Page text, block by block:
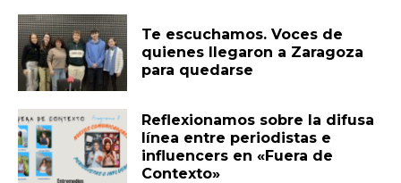
Te escuchamos. Voces de
quienes llegaron a Zaragoza
para quedarse
Reflexionamos sobre la difusa
línea entre periodistas e
influencers en «Fuera de
Contexto»